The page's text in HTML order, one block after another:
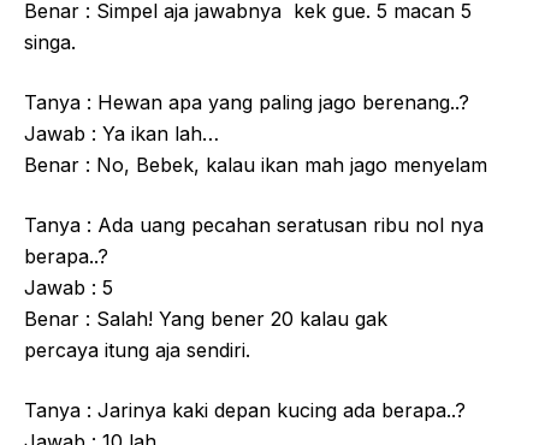
Benar : Simpel aja jawabnya kek gue. 5 macan 5
singa.
Tanya : Hewan apa yang paling jago berenang..?
Jawab : Ya ikan lah…
Benar : No, Bebek, kalau ikan mah jago menyelam
Tanya : Ada uang pecahan seratusan ribu nol nya
berapa..?
Jawab : 5
Benar : Salah! Yang bener 20 kalau gak
percaya itung aja sendiri.
Tanya : Jarinya kaki depan kucing ada berapa..?